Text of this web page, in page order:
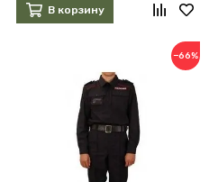
В корзину
−66%